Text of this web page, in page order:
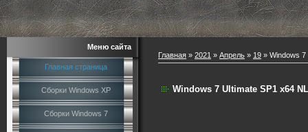
Меню сайта
Главная страница
Сборки Windows XP
Сборки Windows 7
Главная » 2021 » Апрель » 19 » Windows
Windows 7 Ultimate SP1 x64